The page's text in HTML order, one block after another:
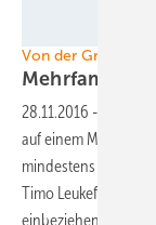
Von der
28.11.2016 -
auf einem
mindestens die
Timo Leukefeld geht
einbeziehen.